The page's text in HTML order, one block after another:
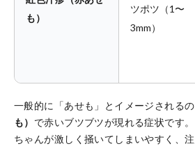
も）
ツポツ（1〜
3mm）
一般的に「あせも」とイメージされる
も） で赤いブツブツが現れる症状です
ちゃんが激しく掻いてしまいやすく、注